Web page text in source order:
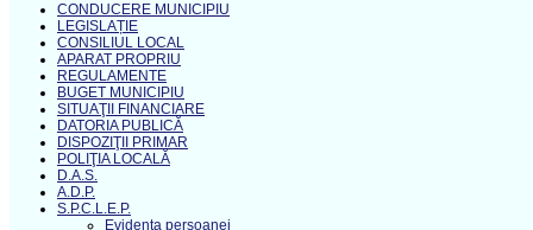
CONDUCERE MUNICIPIU
LEGISLAȚIE
CONSILIUL LOCAL
APARAT PROPRIU
REGULAMENTE
BUGET MUNICIPIU
SITUAŢII FINANCIARE
DATORIA PUBLICĂ
DISPOZIŢII PRIMAR
POLIŢIA LOCALĂ
D.A.S.
A.D.P.
S.P.C.L.E.P.
Evidenta persoanei